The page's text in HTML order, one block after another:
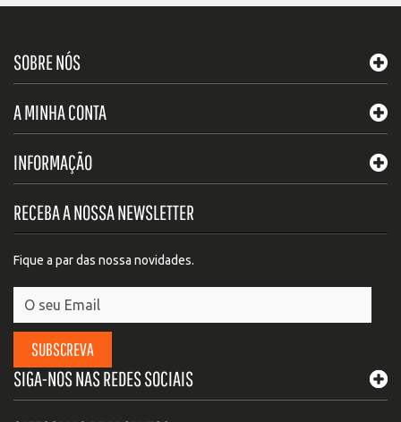
SOBRE NÓS
A MINHA CONTA
INFORMAÇÃO
RECEBA A NOSSA NEWSLETTER
Fique a par das nossa novidades.
SUBSCREVA
SIGA-NOS NAS REDES SOCIAIS